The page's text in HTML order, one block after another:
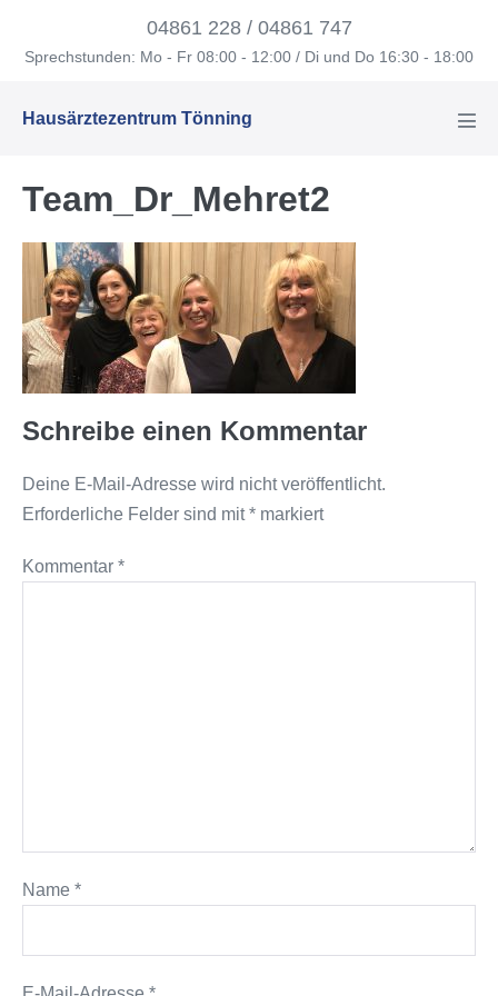
04861 228 / 04861 747
Sprechstunden: Mo - Fr 08:00 - 12:00 / Di und Do 16:30 - 18:00
Hausärztezentrum Tönning
Team_Dr_Mehret2
Schreibe einen Kommentar
Deine E-Mail-Adresse wird nicht veröffentlicht.
Erforderliche Felder sind mit* markiert
Kommentar *
Name *